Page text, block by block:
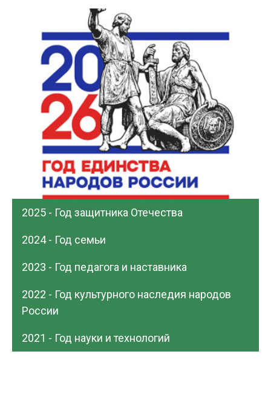
2025 - Год защитника Отечества
2024 - Год семьи
2023 - Год педагога и наставника
2022 - Год культурного наследия народов
России
2021 - Год науки и технологий